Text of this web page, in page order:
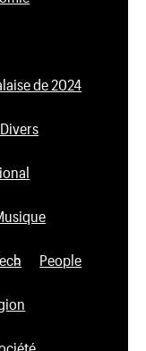
de 2024
People